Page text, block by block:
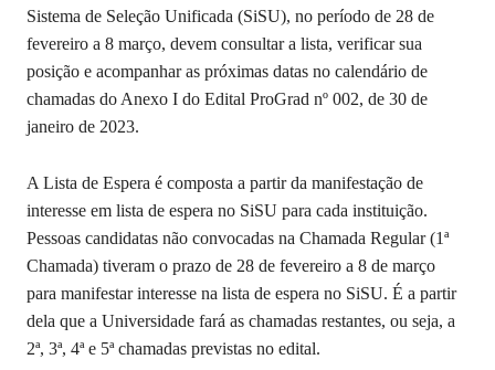
Sistema de Seleção Unificada (SiSU), no período de 28 de
fevereiro a 8 março, devem consultar a lista, verificar sua
posição e acompanhar as próximas datas no calendário de
chamadas do Anexo I do Edital ProGrad nº 002, de 30 de
janeiro de 2023.
A Lista de Espera é composta a partir da manifestação de
interesse em lista de espera no SiSU para cada instituição.
Pessoas candidatas não convocadas na Chamada Regular (1ª
Chamada) tiveram o prazo de 28 de fevereiro a 8 de março
para manifestar interesse na lista de espera no SiSU. É a partir
dela que a Universidade fará as chamadas restantes, ou seja, a
2ª, 3ª, 4ª e 5ª chamadas previstas no edital.